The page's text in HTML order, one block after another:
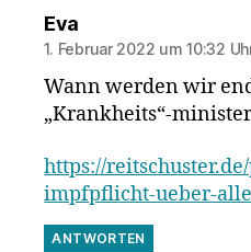
Evasagt:
1. Februar 2022 um 10:32
Wann werden wir
„Krankheits“-
https://
impfpflicht-ueber-
ANTWORTEN